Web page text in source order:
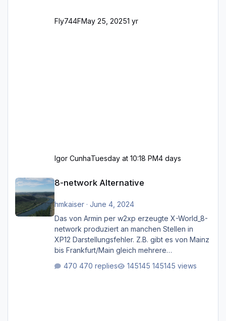
Fly744FMay 25, 20251 yr
Igor CunhaTuesday at 10:18 PM4 days
8-network Alternative
hmkaiser· June 4, 2024
Das von Armin per w2xp erzeugte X-World_8-
network produziert an manchen Stellen in
XP12 Darstellungsfehler. Z.B. gibt es von Mainz
bis Frankfurt/Main gleich mehrere
zugemauert sind. Niederräder Brücke
470 replies 145145 views